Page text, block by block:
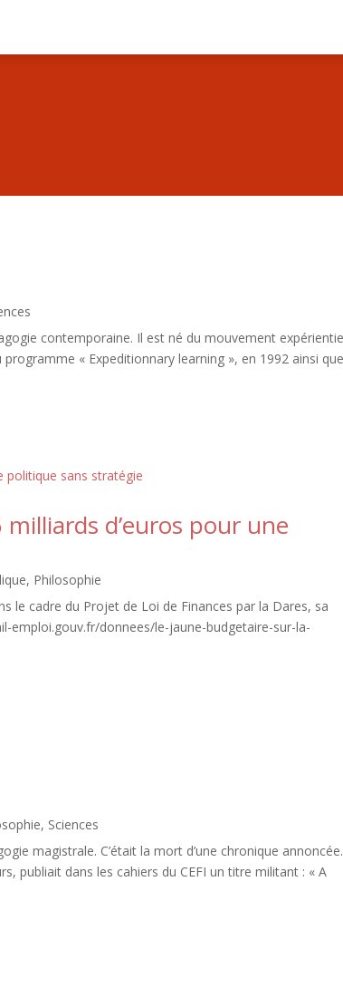
contemporaine. Il est né du mouvement
« Expeditionnary learning », en 1992 ainsi
d’euros pour une
, Philosophie
le cadre du Projet de Loi de Finances par la Dares, sa
emploi.gouv.fr/donnees/le-jaune-budgetaire-sur-la-
, Sciences
magistrale. C’était la mort d’une chronique annoncée.
publiait dans les cahiers du CEFI un titre militant : « A